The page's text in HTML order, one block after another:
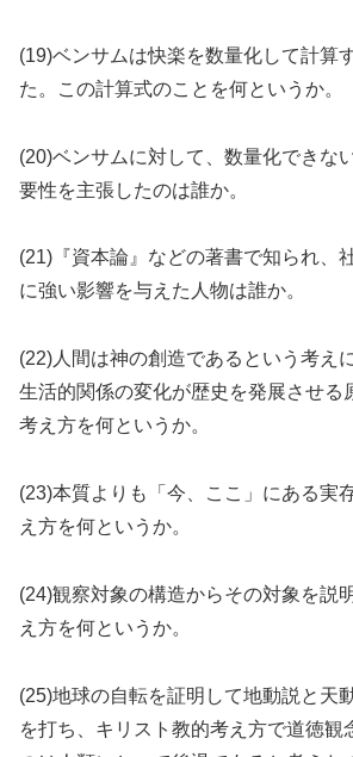
(19)ベンサムは快楽を数量化して計算
た。この計算式のことを何というか。
(20)ベンサムに対して、数量化できな
要性を主張したのは誰か。
(21)『資本論』などの著書で知られ、
に強い影響を与えた人物は誰か。
(22)人間は神の創造であるという考え
生活的関係の変化が歴史を発展させる
考え方を何というか。
(23)本質よりも「今、ここ」にある実
え方を何というか。
(24)観察対象の構造からその対象を説
え方を何というか。
(25)地球の自転を証明して地動説と天
を打ち、キリスト教的考え方で道徳観